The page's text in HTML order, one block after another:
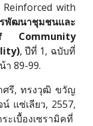
with
พัฒนาชุมชนและ
Community
, ปีที่ 1, ฉบับที่
89-99.
รี, ทรงวุฒิ ขวัญ
แซ่เลียว, 2557,
ะเบื้องเซรามิคที่